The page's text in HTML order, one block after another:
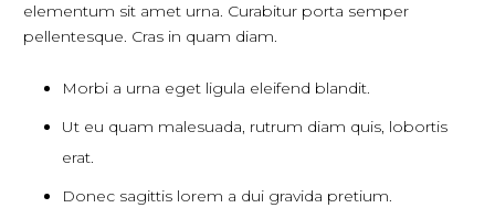
elementum sit amet urna. Curabitur porta semper
pellentesque. Cras in quam diam.
Morbi a urna eget ligula eleifend blandit.
Ut eu quam malesuada, rutrum diam quis, lobortis
erat.
Donec sagittis lorem a dui gravida pretium.